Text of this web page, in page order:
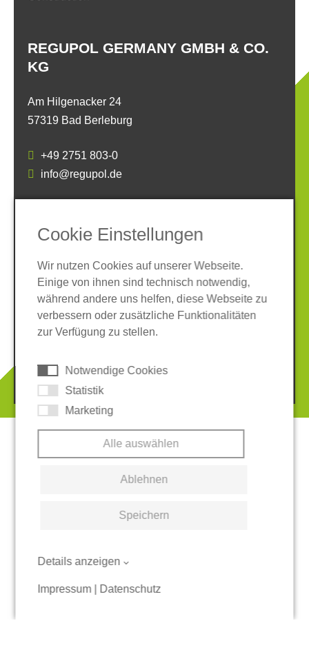
REGUPOL GERMANY GMBH & CO.
KG
Am Hilgenacker 24
57319 Bad Berleburg
+49 2751 803-0
info@regupol.de
SOCIAL MEDIA
© 2026 REGUPOL Germany GmbH & Co. KG
Cookie Einstellungen
Wir nutzen Cookies auf unserer Webseite.
Einige von ihnen sind technisch notwendig,
während andere uns helfen, diese Webseite zu
verbessern oder zusätzliche Funktionalitäten
zur Verfügung zu stellen.
Notwendige Cookies
Statistik
Marketing
Alle auswählen
Ablehnen
Speichern
Details anzeigen
Impressum Datenschutz